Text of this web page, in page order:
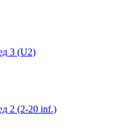
3 (U2)
2 (2-20 inf.)